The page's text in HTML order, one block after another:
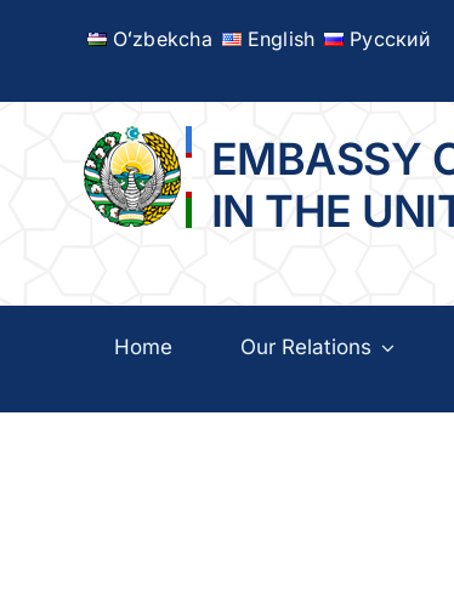
Oʻzbekcha English Русский
EMBASSY
IN THE
Home Our Relations